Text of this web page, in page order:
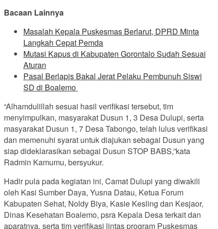
Bacaan Lainnya
Masalah Kepala Puskesmas Berlarut, DPRD Minta
Langkah Cepat Pemda
Mutasi Kapus di Kabupaten Gorontalo Sudah Sesuai
Aturan
Pasal Berlapis Bakal Jerat Pelaku Pembunuh Siswi
SD di Boalemo
“Alhamdulillah sesuai hasil verifikasi tersebut, tim
menyimpulkan, masyarakat Dusun 1, 3 Desa Dulupi, serta
masyarakat Dusun 1, 7 Desa Tabongo, telah lulus verifikasi
dan memenuhi syarat untuk diajukan sebagai Dusun yang
siap dideklarasikan sebagai Dusun STOP BABS,”kata
Radmin Kamumu, bersyukur.
Hadir pula pada kegiatan ini, Camat Dulupi yang diwakili
oleh Kasi Sumber Daya, Yusna Datau, Ketua Forum
Kabupaten Sehat, Noldy Biya, Kasie Kesling dan Kesjaor,
Dinas Kesehatan Boalemo, psra Kepala Desa terkait dan
aparatnya, serta tim verifikasi lintas program Puskesmas